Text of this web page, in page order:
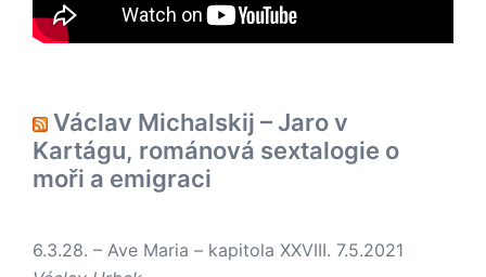
Václav Michalskij – Jaro v
Kartágu, románová sextalogie o
moři a emigraci
6.3.28. – Ave Maria – kapitola XXVIII. 7.5.2021